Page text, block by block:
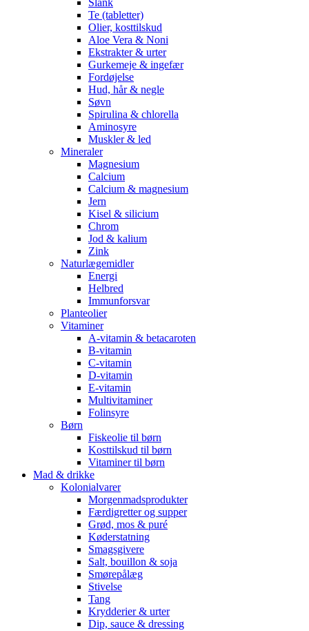
Slank
Te (tabletter)
Olier, kosttilskud
Aloe Vera & Noni
Ekstrakter & urter
Gurkemeje & ingefær
Fordøjelse
Hud, hår & negle
Søvn
Spirulina & chlorella
Aminosyre
Muskler & led
Mineraler
Magnesium
Calcium
Calcium & magnesium
Jern
Kisel & silicium
Chrom
Jod & kalium
Zink
Naturlægemidler
Energi
Helbred
Immunforsvar
Planteolier
Vitaminer
A-vitamin & betacaroten
B-vitamin
C-vitamin
D-vitamin
E-vitamin
Multivitaminer
Folinsyre
Børn
Fiskeolie til børn
Kosttilskud til børn
Vitaminer til børn
Mad & drikke
Kolonialvarer
Morgenmadsprodukter
Færdigretter og supper
Grød, mos & puré
Køderstatning
Smagsgivere
Salt, bouillon & soja
Smørepålæg
Stivelse
Tang
Krydderier & urter
Dip, sauce & dressing